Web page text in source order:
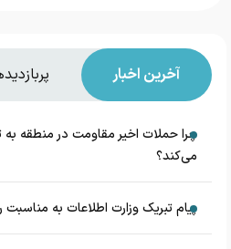
آخرین اخبار
چرا حملات اخیر مقاومت در منطقه
می‌کند؟
پیام تبریک وزارت اطلاعات به مناسبت